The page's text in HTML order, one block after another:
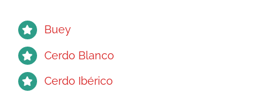
página
producto
Buey
Cerdo Blanco
Cerdo Ibérico